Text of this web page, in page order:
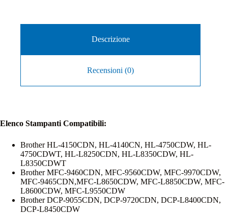
Descrizione
Recensioni (0)
Elenco Stampanti Compatibili:
Brother HL-4150CDN, HL-4140CN, HL-4750CDW, HL-
4750CDWT, HL-L8250CDN, HL-L8350CDW, HL-
L8350CDWT
Brother MFC-9460CDN, MFC-9560CDW, MFC-9970CDW,
MFC-9465CDN,MFC-L8650CDW, MFC-L8850CDW, MFC-
L8600CDW, MFC-L9550CDW
Brother DCP-9055CDN, DCP-9720CDN, DCP-L8400CDN,
DCP-L8450CDW